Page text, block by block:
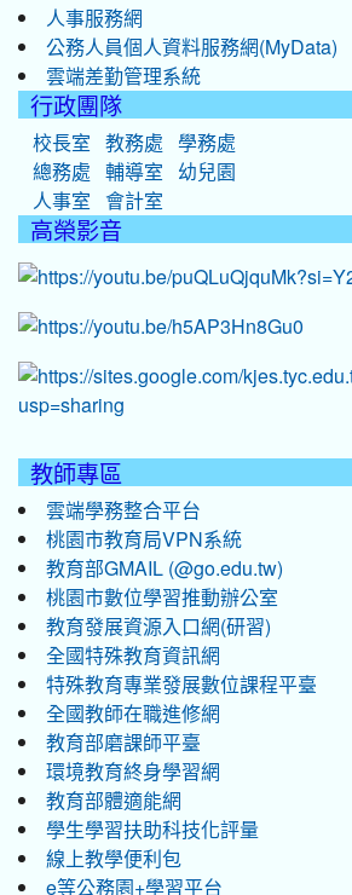
人事服務網
公務人員個人資料服務網(MyData)
雲端差勤管理系統
行政團隊
校長室 教務處
學務處
總務處
輔導室
幼兒園
人事室
會計室
高榮影音
教師專區
雲端學務整合平台
桃園市教育局VPN系統
教育部GMAIL (@go.edu.tw)
桃園市數位學習推動辦公室
教育發展資源入口網(研習)
全國特殊教育資訊網
特殊教育專業發展數位課程平臺
全國教師在職進修網
教育部磨課師平臺
環境教育終身學習網
教育部體適能網
學生學習扶助科技化評量
線上教學便利包
e等公務園+學習平台